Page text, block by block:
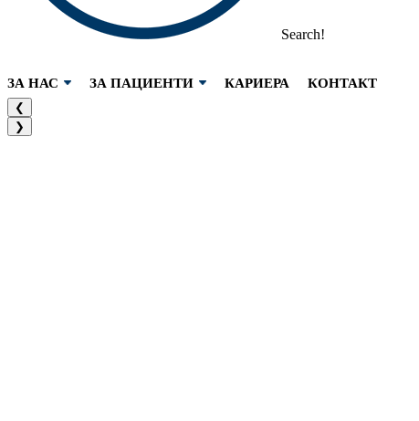
Search!
ЗА НАС ЗА ПАЦИЕНТИ КАРИЕРА КОНТАКТ
❮
❯